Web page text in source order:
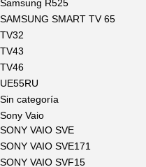
Samsung R525
SAMSUNG SMART TV 65
TV32
TV43
TV46
UE55RU
Sin categoría
Sony Vaio
SONY VAIO SVE
SONY VAIO SVE171
SONY VAIO SVF15